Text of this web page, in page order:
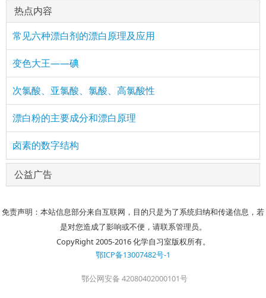
热点内容
常见六种漂白剂的漂白原理及应用
变色大王——碘
次氯酸、亚氯酸、氯酸、高氯酸性
漂白粉的主要成分和漂白原理
卤素的数字结构
公益广告
免责声明：本站信息部分来自互联网，目的只是为了系统归纳和传递信息，若
是对您造成了影响或不便，请联系管理员。
CopyRight 2005-2016 化学自习室版权所有。
鄂ICP备13007482号-1
鄂公网安备 42080402000101号